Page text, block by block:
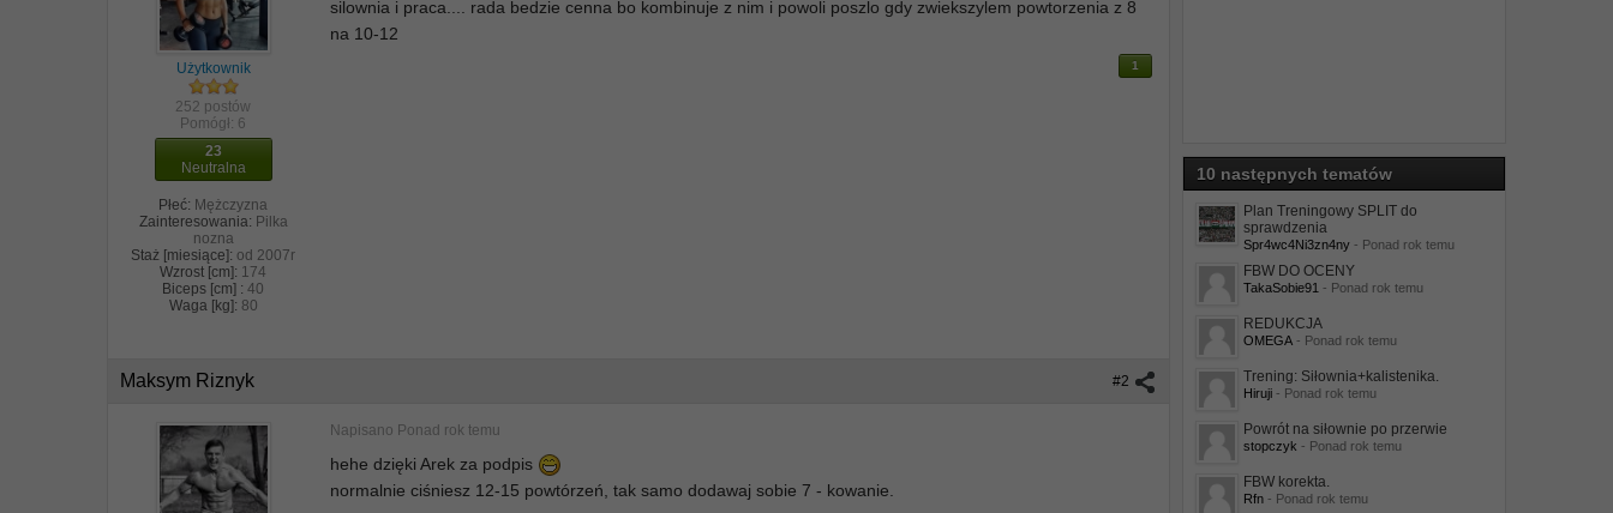
Użytkownik
252 postów
Pomógł: 6
23
Neutralna
Płeć: Mężczyzna
Zainteresowania: Pilka
nozna
Staż [miesiące]: od 2007r
Wzrost [cm]: 174
Biceps [cm] : 40
Waga [kg]: 80
silownia i praca.... rada bedzie cenna bo kombinuje z nim i powoli poszlo gdy zwiekszylem powtorzenia z 8
na 10-12
1
#2
Maksym Riznyk
Napisano Ponad rok temu
hehe dzięki Arek za podpis
normalnie ciśniesz 12-15 powtórzeń, tak samo dodawaj sobie 7 - kowanie.
10 następnych tematów
Plan Treningowy SPLIT do
sprawdzenia
Spr4wc4Ni3zn4ny- Ponad rok temu
FBW DO OCENY
TakaSobie91 - Ponad rok temu
REDUKCJA
OMEGA- Ponad rok temu
Trening: Siłownia+kalistenika.
Hiruji- Ponad rok temu
Powrót na siłownie po przerwie
stopczyk - Ponad rok temu
FBW korekta.
Rfn- Ponad rok temu